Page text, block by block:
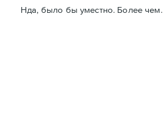
Нда, было бы уместно. Более чем.